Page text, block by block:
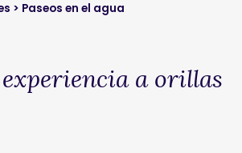
> Paseos en el agua
a orillas